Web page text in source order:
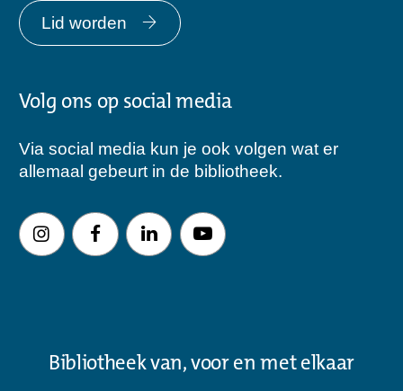
Lid worden
Volg ons op social media
Via social media kun je ook volgen wat er
allemaal gebeurt in de bibliotheek.
Bibliotheek van, voor en met elkaar